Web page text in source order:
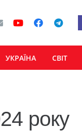
УКРАЇНА СВІТ
року